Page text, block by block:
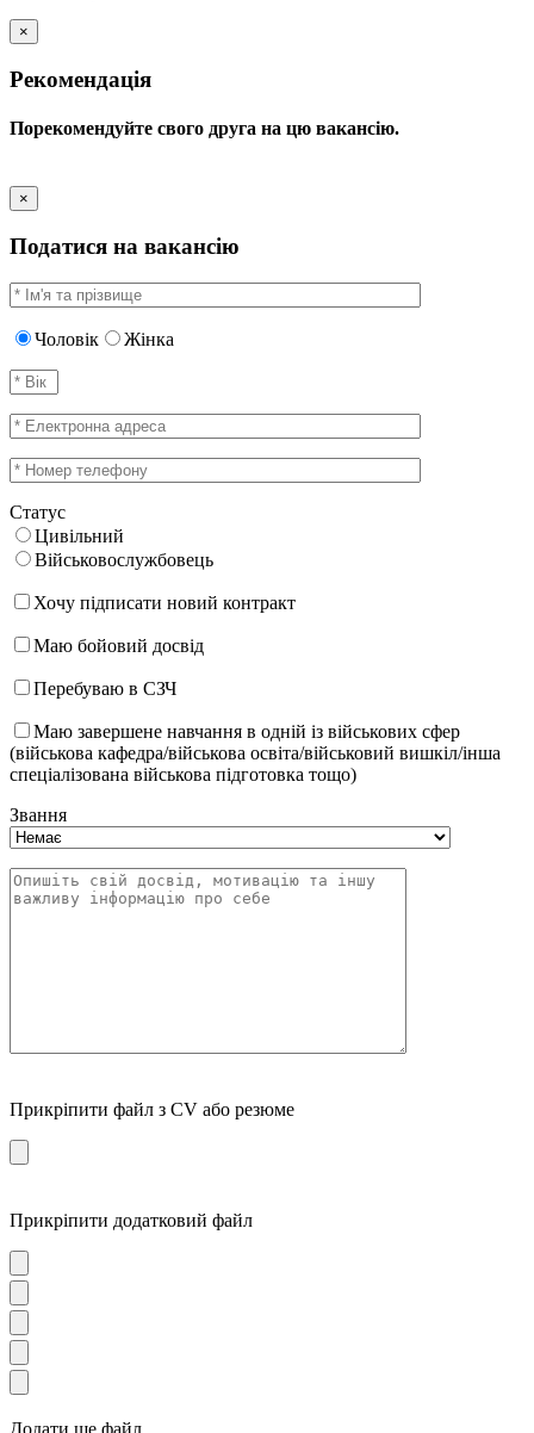
×
Рекомендація
Порекомендуйте свого друга на цю вакансію.
×
Податися на вакансію
Чоловік Жінка
Статус
Цивільний
Військовослужбовець
Хочу підписати новий контракт
Маю бойовий досвід
Перебуваю в СЗЧ
Маю завершене навчання в одній із військових сфер
(військова кафедра/військова освіта/військовий вишкіл/інша
спеціалізована військова підготовка тощо)
Звання
Прикріпити файл з CV або резюме
Прикріпити додатковий файл
Додати ще файл